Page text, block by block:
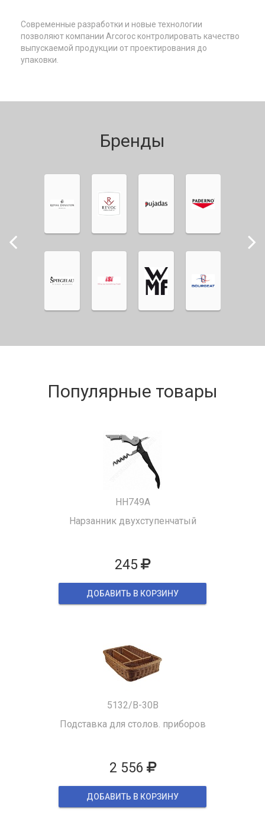
Современные разработки и новые технологии
позволяют компании Arcoroc контролировать качество
выпускаемой продукции от проектирования до
упаковки.
Бренды
Популярные товары
HH749A
Нарзанник двухступенчатый
245
ДОБАВИТЬ В КОРЗИНУ
5132/B-30B
Подставка для столов. приборов
2 556
ДОБАВИТЬ В КОРЗИНУ